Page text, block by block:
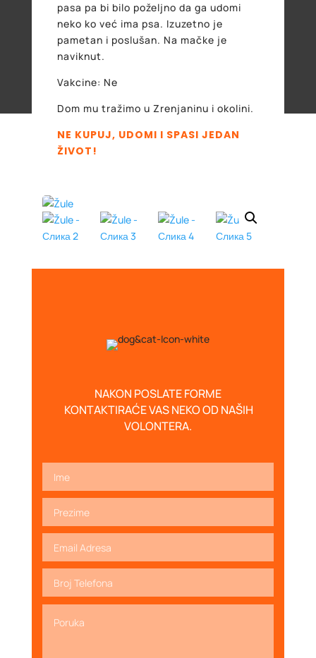
pasa pa bi bilo poželjno da ga udomi
neko ko već ima psa. Izuzetno je
pametan i poslušan. Na mačke je
naviknut.
Vakcine: Ne
Dom mu tražimo u Zrenjaninu i okolini.
NE KUPUJ, UDOMI I SPASI JEDAN
ŽIVOT!
NAKON POSLATE FORME
KONTAKTIRAĆE VAS NEKO OD NAŠIH
VOLONTERA.